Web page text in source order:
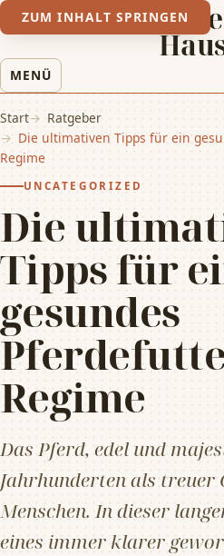
ZUM INHALT SPRINGEN
Leben der
MENÜ
Start
Ratgeber
Die ultimativen Tipps für ein
Regime
UNCATEGORIZED
Die
Tipps für
gesundes
Regime
Das Pferd, edel und
Jahrhunderten als treuer
Menschen. In dieser
eines immer klarer